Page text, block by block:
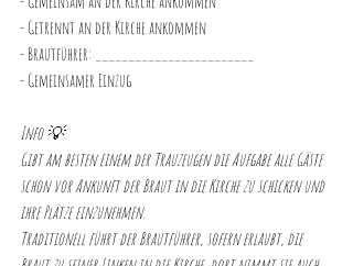
- Getrennt an der Kirche ankommen
- Brautführer: ________________________
- Gemeinsamer Einzug
Info 💡
Gibt am besten einem der Trauzeugen die Aufgabe alle Gäste
schon vor Ankunft der Braut in die Kirche zu schicken und
ihre Plätze einzunehmen.
Traditionell führt der Brautführer, sofern erlaubt, die